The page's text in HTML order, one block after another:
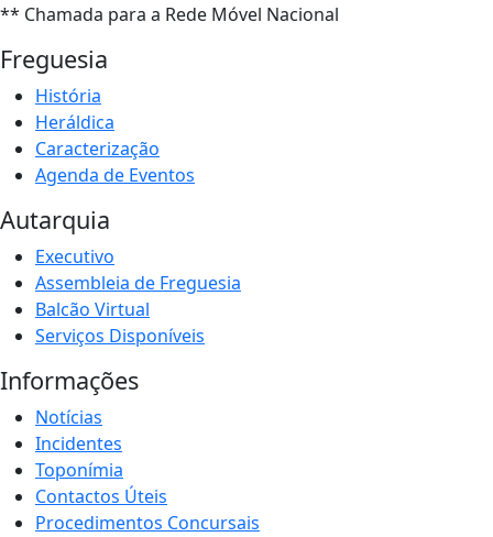
** Chamada para a Rede Móvel Nacional
Freguesia
História
Heráldica
Caracterização
Agenda de Eventos
Autarquia
Executivo
Assembleia de Freguesia
Balcão Virtual
Serviços Disponíveis
Informações
Notícias
Incidentes
Toponímia
Contactos Úteis
Procedimentos Concursais